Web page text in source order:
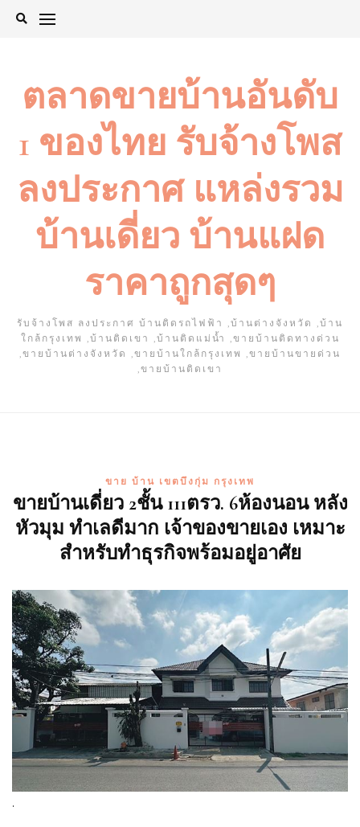
Skip
ตลาดขายบ้านอันดับ
1 ของไทย รับจ้างโพส
ลงประกาศ แหล่งรวม
บ้านเดี่ยว บ้านแฝด
ราคาถูกสุดๆ
รับจ้างโพส ลงประกาศ บ้านติดรถไฟฟ้า ,บ้านต่างจังหวัด ,บ้าน
ใกล้กรุงเทพ ,บ้านติดเขา ,บ้านติดแม่น้ำ ,ขายบ้านติดทางด่วน
,ขายบ้านต่างจังหวัด ,ขายบ้านใกล้กรุงเทพ ,ขายบ้านขายด่วน
,ขายบ้านติดเขา
ขาย บ้าน เขตบึงกุ่ม กรุงเทพ
ขายบ้านเดี่ยว 2ชั้น 111ตรว. 6ห้องนอน หลัง
หัวมุม ทำเลดีมาก เจ้าของขายเอง เหมาะ
สำหรับทำธุรกิจพร้อมอยู่อาศัย
.